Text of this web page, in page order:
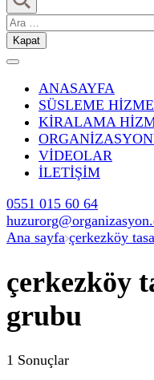
Düğün |
Arama:
Kapat
ANASAYFA
SÜSLEME
KİRALAMA
VİDEOLAR
İLETİŞİM
0551 015 60 64
Ana sayfa çerkezköy
çerkezköy
grubu
1 Sonuçlar